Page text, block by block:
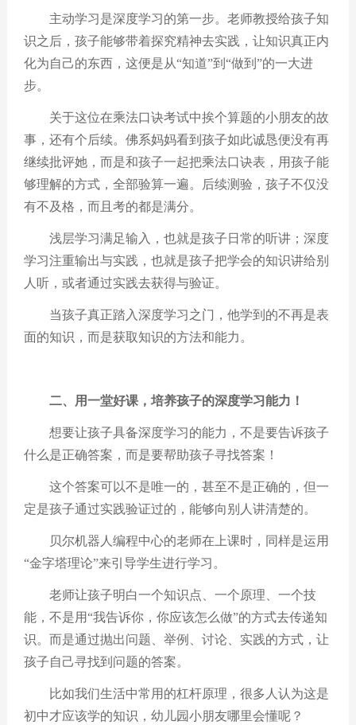
主动学习是深度学习的第一步。老师教授给孩子知
识之后，孩子能够带着探究精神去实践，让知识真正内
化为自己的东西，这便是从“知道”到“做到”的一大进
步。
关于这位在乘法口诀考试中挨个算题的小朋友的故
事，还有个后续。佛系妈妈看到孩子如此诚恳便没有再
继续批评她，而是和孩子一起把乘法口诀表，用孩子能
够理解的方式，全部验算一遍。后续测验，孩子不仅没
有不及格，而且考的都是满分。
浅层学习满足输入，也就是孩子日常的听讲；深度
学习注重输出与实践，也就是孩子把学会的知识讲给别
人听，或者通过实践去获得与验证。
当孩子真正踏入深度学习之门，他学到的不再是表
面的知识，而是获取知识的方法和能力。
二、用一堂好课，培养孩子的深度学习能力！
想要让孩子具备深度学习的能力，不是要告诉孩子
什么是正确答案，而是要帮助孩子寻找答案！
这个答案可以不是唯一的，甚至不是正确的，但一
定是孩子通过实践验证过的，能够向别人讲清楚的。
贝尔机器人编程中心的老师在上课时，同样是运用
“金字塔理论”来引导学生进行学习。
老师让孩子明白一个知识点、一个原理、一个技
能，不是用“我告诉你，你应该怎么做”的方式去传递知
识。而是通过抛出问题、举例、讨论、实践的方式，让
孩子自己寻找到问题的答案。
比如我们生活中常用的杠杆原理，很多人认为这是
初中才应该学的知识，幼儿园小朋友哪里会懂呢？